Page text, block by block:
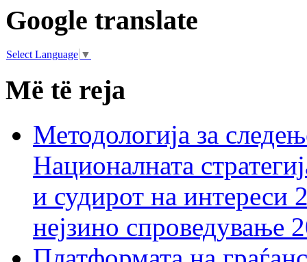
Google translate
Select Language ▼
Më të reja
Методологија за
Националната
и судирот на интереси
нејзино спроведување